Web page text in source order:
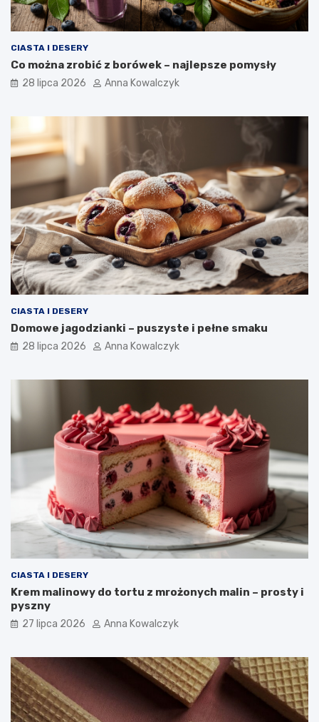
CIASTA I DESERY
Co można zrobić z borówek – najlepsze pomysły
28 lipca 2026 Anna Kowalczyk
CIASTA I DESERY
Domowe jagodzianki – puszyste i pełne smaku
28 lipca 2026 Anna Kowalczyk
CIASTA I DESERY
Krem malinowy do tortu z mrożonych malin – prosty i
pyszny
27 lipca 2026 Anna Kowalczyk